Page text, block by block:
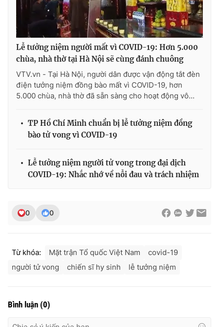
Lễ tưởng niệm người mất vì COVID-19: Hơn 5.000
chùa, nhà thờ tại Hà Nội sẽ cùng đánh chuông
VTV.vn - Tại Hà Nội, người dân được vận động tắt đèn
điện tưởng niệm đồng bào mất vì COVID-19, hơn
5.000 chùa, nhà thờ đã sẵn sàng cho hoạt động vô...
TP Hồ Chí Minh chuẩn bị lễ tưởng niệm đồng
bào tử vong vì COVID-19
Lễ tưởng niệm người tử vong trong đại dịch
COVID-19: Nhắc nhớ về nỗi đau và trách nhiệm
0 0
Từ khóa: Mặt trận Tổ quốc Việt Nam
covid-19
người tử vong
chiến sĩ hy sinh lễ tưởng niệm
Bình luận (0)